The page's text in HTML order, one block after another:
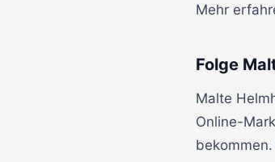
Mehr
Folge
Malte
Online-